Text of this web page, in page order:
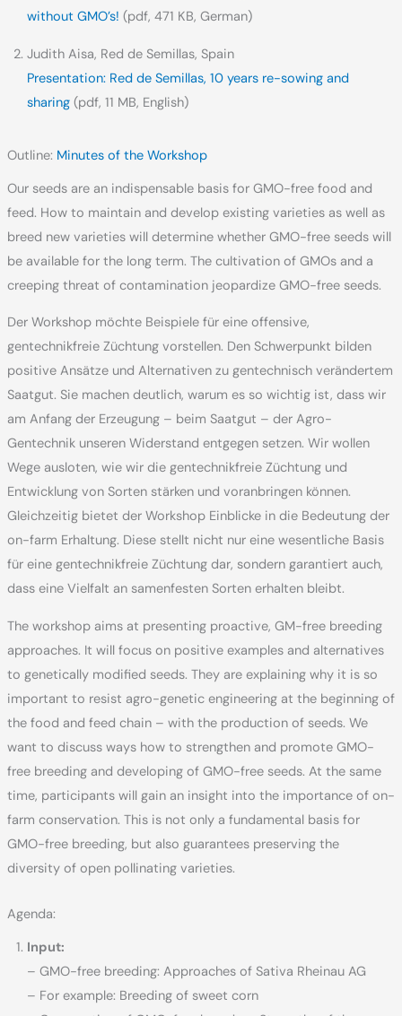
without GMO’s! (pdf, 471 KB, German)
Judith Aisa, Red de Semillas, Spain
Presentation: Red de Semillas, 10 years re-sowing and
sharing(pdf, 11 MB, English)
Outline: Minutes of the Workshop
Our seeds are an indispensable basis for GMO-free food and
feed. How to maintain and develop existing varieties as well as
breed new varieties will determine whether GMO-free seeds will
be available for the long term. The cultivation of GMOs and a
creeping threat of contamination jeopardize GMO-free seeds.
Der Workshop möchte Beispiele für eine offensive,
gentechnikfreie Züchtung vorstellen. Den Schwerpunkt bilden
positive Ansätze und Alternativen zu gentechnisch verändertem
Saatgut. Sie machen deutlich, warum es so wichtig ist, dass wir
am Anfang der Erzeugung – beim Saatgut – der Agro-
Gentechnik unseren Widerstand entgegen setzen. Wir wollen
Wege ausloten, wie wir die gentechnikfreie Züchtung und
Entwicklung von Sorten stärken und voranbringen können.
Gleichzeitig bietet der Workshop Einblicke in die Bedeutung der
on-farm Erhaltung. Diese stellt nicht nur eine wesentliche Basis
für eine gentechnikfreie Züchtung dar, sondern garantiert auch,
dass eine Vielfalt an samenfesten Sorten erhalten bleibt.
The workshop aims at presenting proactive, GM-free breeding
approaches. It will focus on positive examples and alternatives
to genetically modified seeds. They are explaining why it is so
important to resist agro-genetic engineering at the beginning of
the food and feed chain – with the production of seeds. We
want to discuss ways how to strengthen and promote GMO-
free breeding and developing of GMO-free seeds. At the same
time, participants will gain an insight into the importance of on-
farm conservation. This is not only a fundamental basis for
GMO-free breeding, but also guarantees preserving the
diversity of open pollinating varieties.
Agenda:
Input:
– GMO-free breeding: Approaches of Sativa Rheinau AG
– For example: Breeding of sweet corn